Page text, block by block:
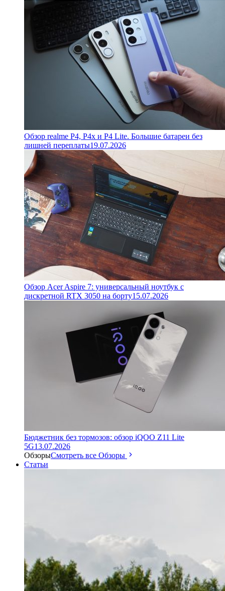
Обзор realme P4, P4x и P4 Lite. Большие батареи без
лишней переплаты19.07.2026
Обзор Acer Aspire 7: универсальный ноутбук с
дискретной RTX 3050 на борту15.07.2026
Бюджетник без тормозов: обзор iQOO Z11 Lite
5G13.07.2026
ОбзорыСмотреть все Обзоры
Статьи